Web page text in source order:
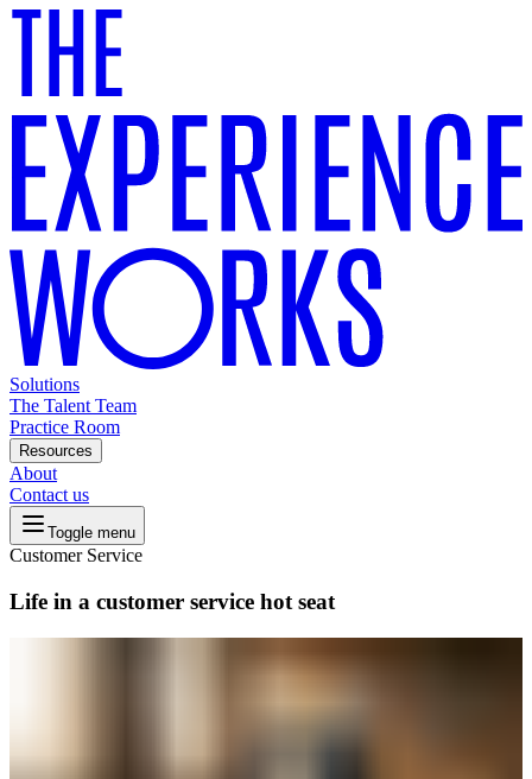
Solutions
The Talent Team
Practice Room
Resources
About
Contact us
Toggle menu
Customer Service​​​​‌ ‍ ​‍​‍‌‍ ‌ ​‍‌‍‍‌‌‍‌ ‌‍‍‌‌‍ ‍​‍​‍​ ‍‍​‍​‍‌ ​ ‌‍​‌‌‍ ‍‌‍‍‌‌ ‌​‌ ‍‌​‍ ‍‌‍‍‌‌‍ ​‍​‍​‍ ​​‍​‍‌‍‍​‌ ​‍‌‍‌‌‌‍‌‍​‍​‍​ ‍‍​‍​‍‌‍‍​‌ ‌​‌ ‌​‌ ​​​ ‍‍​‍ ​‍ ‌‍ ​‌‍ ‌‍​ ‌‍​‌‌‍ ​‌‍‍​‌‍ ‌ ​ ‌ ‌​​ ‍‍​ ​ ​ ​ ​ ​ ​ ​ ​‍ ‌‍‍‌‌‍ ‍‌ ‌​‌‍‌‌‌‍ ‍‌ ‌​​‍ ‌‍‌‌‌‍‌​‌‍‍‌‌ ‌​​‍ ‌‍ ‌‌‍ ‌‍‌​‌‍‌‌​ ‌‌ ​​‌ ​‍‌‍‌‌‌ ​ ‌‍‌‌‌‍ ‍‌ ‌​‌‍​‌‌ ‌​‌‍‍‌‌‍ ‌‍ ‍​ ‍ ‌‍‍‌‌‍‌​​ ‌‌‍‌‍‌‍​‌‌‍​‌​ ‌‍​ ‍​​ ​‍​ ‌ ​ ​ ​‍ ‌​ ‌‍​ ‌​​ ​ ‌‍​‌​‍ ‌​ ‌​​ ​‌‌‍​‌‌‍‌‌​‍ ‌‌‍​‌​ ‌‌​ ‌‌‌‍​ ​‍ ‌‌‍‌‍‌‍‌​‌‍‌‌‌‍​‌‌‍‌‌‌‍‌​‌‍‌‌​ ‌‍‌‍​‍​ ‌​​ ​‍​ ‌‌​ ‍ ‌ ‌​‌ ‍‌‌ ​​‌‍‌‌​ ‌‌‍​ ‌‍​‌‌ ​ ‌‍‌‌‌‌​ ‌ ‌​‌ ‌‌‌‍‌​‌ ‍‌‌​​ ‌‍​‌‌ ‌​‌‍‌‌‌‍‌ ‌‍ ‌ ​‍‌ ‍‌​ ‍ ‌ ​​‌‍​‌‌ ‌​‌‍‍​​ ‌‌ ‌​‌‍‍‌‌ ‌​‌‍ ​‌‍‌‌​ ‌‍​‍‌‍​‌‌ ​ ‌‍‌‌‌‌‌‌‌ ​‍‌‍ ​​ ‌‌‍‍​‌ ‌​‌ ‌​‌ ​​​‍‌‌​ ​ ‌​​‌​‍‌‌​ ​‍‌​‌‍​‍‌‌​ ​‍‌​‌‍‌‍ ​‌‍ ‌‍​ ‌‍​‌‌‍ ​‌‍‍​‌‍ ‌ ​ ‌ ‌​​‍‌‌​ ​ ‌​​‌​ ​ ​ ​ ​ ​ ​ ​ ​‍‌‍‌‍‍‌‌‍‌​​ ‌‌‍‌‍‌‍​‌‌‍​‌​ ‌‍​ ‍​​ ​‍​ ‌ ​ ​ ​‍ ‌​ ‌‍​ ‌​​ ​ ‌‍​‌​‍ ‌​ ‌​​ ​‌‌‍​‌‌‍‌‌​‍ ‌‌‍​‌​ ‌‌​ ‌‌‌‍​ ​‍ ‌‌‍‌‍‌‍‌​‌‍‌‌‌‍​‌‌‍‌‌‌‍‌​‌‍‌‌​ ‌‍‌‍​‍​ ‌​​ ​‍​ ‌‌​‍‌‍‌ ‌​‌ ‍‌‌ ​​‌‍‌‌​ ‌‌‍​ ‌‍​‌‌ ​ ‌‍‌‌‌‌​ ‌ ‌​‌ ‌‌‌‍‌​‌ ‍‌‌​​ ‌‍​‌‌ ‌​‌‍‌‌‌‍‌ ‌‍ ‌ ​‍‌ ‍‌​‍‌‍‌ ​​‌‍​‌‌ ‌​‌‍‍​​ ‌‌ ‌​‌‍‍‌‌ ‌​‌‍ ​‌‍‌‌​‍‌‍‌ ​​‌‍‌‌‌ ​‍‌ ​ ‌ ​​‌‍‌‌‌‍​ ‌ ‌​‌‍‍‌‌ ‌‍‌‍‌‌​ ‌‌ ​​‌ ‌‌‌‍​‍‌‍ ​‌‍‍‌‌ ​ ‌‍‍​‌‍‌‌‌‍‌​​‍​‍‌ ‌
Life in a customer service hot seat​​​​‌ ‍ ​‍​‍‌‍ ‌ ​‍‌‍‍‌‌‍‌ ‌‍‍‌‌‍ ‍​‍​‍​ ‍‍​‍​‍‌ ​ ‌‍​‌‌‍ ‍‌‍‍‌‌ ‌​‌ ‍‌​‍ ‍‌‍‍‌‌‍ ​‍​‍​‍ ​​‍​‍‌‍‍​‌ ​‍‌‍‌‌‌‍‌‍​‍​‍​ ‍‍​‍​‍‌‍‍​‌ ‌​‌ ‌​‌ ​​​ ‍‍​‍ ​‍ ‌‍ ​‌‍ ‌‍​ ‌‍​‌‌‍ ​‌‍‍​‌‍ ‌ ​ ‌ ‌​​ ‍‍​ ​ ​ ​ ​ ​ ​ ​ ​‍ ‌‍‍‌‌‍ ‍‌ ‌​‌‍‌‌‌‍ ‍‌ ‌​​‍ ‌‍‌‌‌‍‌​‌‍‍‌‌ ‌​​‍ ‌‍ ‌‌‍ ‌‍‌​‌‍‌‌​ ‌‌ ​​‌ ​‍‌‍‌‌‌ ​ ‌‍‌‌‌‍ ‍‌ ‌​‌‍​‌‌ ‌​‌‍‍‌‌‍ ‌‍ ‍​ ‍ ‌‍‍‌‌‍‌​​ ‌‌‍​ ​ ‌ ‌‍​‍​ ​‌‌‍​ ​ ‌​​ ​ ​ ‍​​‍ ‌​ ‌ ‌‍​ ​ ​‌​ ​​​‍ ‌​ ‌​​ ​‌​ ​​​ ‌ ​‍ ‌​ ‍​​ ‌ ‌‍​‌​ ‍​​‍ ‌​ ‌‌‌‍‌​​ ‌‍​ ​ ​ ‍‌​ ‌​​ ​​​ ​​​ ‌​​ ​‌‌‍‌‌​ ​‍​ ‍ ‌ ‌​‌ ‍‌‌ ​​‌‍‌‌​ ‌‌‍​ ‌‍​‌‌ ​ ‌‍‌‌‌‌​ ‌ ‌​‌ ‌‌‌‍‌​‌ ‍‌​ ‍ ‌ ​​‌‍​‌‌ ‌​‌‍‍​​ ‌‌ ‌​‌‍‍‌‌ ‌​‌‍ ​‌‍‌‌​ ‌‍​‍‌‍​‌‌ ​ ‌‍‌‌‌‌‌‌‌ ​‍‌‍ ​​ ‌‌‍‍​‌ ‌​‌ ‌​‌ ​​​‍‌‌​ ​ ‌​​‌​‍‌‌​ ​‍‌​‌‍​‍‌‌​ ​‍‌​‌‍‌‍ ​‌‍ ‌‍​ ‌‍​‌‌‍ ​‌‍‍​‌‍ ‌ ​ ‌ ‌​​‍‌‌​ ​ ‌​​‌​ ​ ​ ​ ​ ​ ​ ​ ​‍‌‍‌‍‍‌‌‍‌​​ ‌‌‍​ ​ ‌ ‌‍​‍​ ​‌‌‍​ ​ ‌​​ ​ ​ ‍​​‍ ‌​ ‌ ‌‍​ ​ ​‌​ ​​​‍ ‌​ ‌​​ ​‌​ ​​​ ‌ ​‍ ‌​ ‍​​ ‌ ‌‍​‌​ ‍​​‍ ‌​ ‌‌‌‍‌​​ ‌‍​ ​ ​ ‍‌​ ‌​​ ​​​ ​​​ ‌​​ ​‌‌‍‌‌​ ​‍​‍‌‍‌ ‌​‌ ‍‌‌ ​​‌‍‌‌​ ‌‌‍​ ‌‍​‌‌ ​ ‌‍‌‌‌‌​ ‌ ‌​‌ ‌‌‌‍‌​‌ ‍‌​‍‌‍‌ ​​‌‍​‌‌ ‌​‌‍‍​​ ‌‌ ‌​‌‍‍‌‌ ‌​‌‍ ​‌‍‌‌​‍‌‍‌ ​​‌‍‌‌‌ ​‍‌ ​ ‌ ​​‌‍‌‌‌‍​ ‌ ‌​‌‍‍‌‌ ‌‍‌‍‌‌​ ‌‌ ​​‌ ‌‌‌‍​‍‌‍ ​‌‍‍‌‌ ​ ‌‍‍​‌‍‌‌‌‍‌​​‍​‍‌ ‌